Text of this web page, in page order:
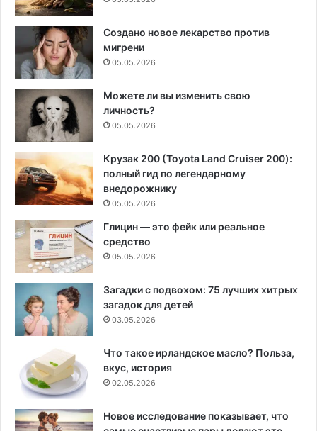
Создано новое лекарство против
мигрени
05.05.2026
Можете ли вы изменить свою
личность?
05.05.2026
Крузак 200 (Toyota Land Cruiser 200):
полный гид по легендарному
внедорожнику
05.05.2026
Глицин — это фейк или реальное
средство
05.05.2026
Загадки с подвохом: 75 лучших хитрых
загадок для детей
03.05.2026
Что такое ирландское масло? Польза,
вкус, история
02.05.2026
Новое исследование показывает, что